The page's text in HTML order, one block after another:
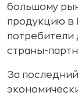
большому
продукцию в
потребители
страны-
За